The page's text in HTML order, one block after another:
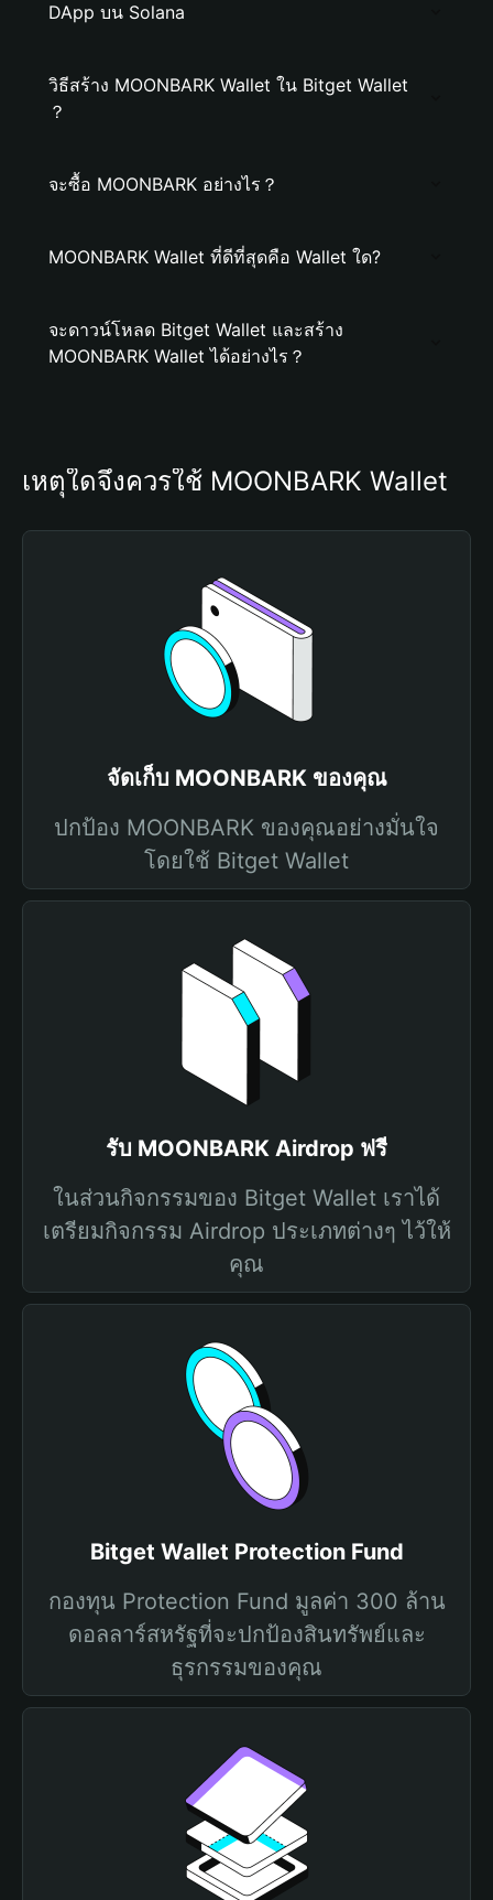
DApp บน Solana
วิธีสร้าง MOONBARK Wallet ใน Bitget Wallet
？
จะซื้อ MOONBARK อย่างไร？
MOONBARK Wallet ที่ดีที่สุดคือ Wallet ใด?
จะดาวน์โหลด Bitget Wallet และสร้าง
MOONBARK Wallet ได้อย่างไร？
เหตุใดจึงควรใช้ MOONBARK Wallet
จัดเก็บ MOONBARK ของคุณ
ปกป้อง MOONBARK ของคุณอย่างมั่นใจ
โดยใช้ Bitget Wallet
รับ MOONBARK Airdrop ฟรี
ในส่วนกิจกรรมของ Bitget Wallet เราได้
เตรียมกิจกรรม Airdrop ประเภทต่างๆ ไว้ให้
คุณ
Bitget Wallet Protection Fund
กองทุน Protection Fund มูลค่า 300 ล้าน
ดอลลาร์สหรัฐที่จะปกป้องสินทรัพย์และ
ธุรกรรมของคุณ